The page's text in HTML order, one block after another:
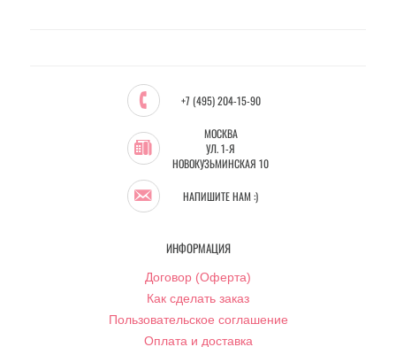
+7 (495) 204-15-90
МОСКВА
УЛ. 1-Я
НОВОКУЗЬМИНСКАЯ 10
НАПИШИТЕ НАМ :)
ИНФОРМАЦИЯ
Договор (Оферта)
Как сделать заказ
Пользовательское соглашение
Оплата и доставка